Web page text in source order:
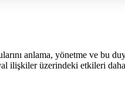
anlama, yönetme ve bu
ilişkiler üzerindeki etkileri